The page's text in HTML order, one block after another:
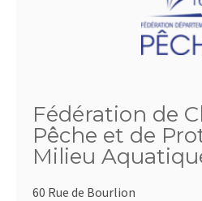
Fédération de
Pêche et de
Milieu
60 Rue de Bourlion